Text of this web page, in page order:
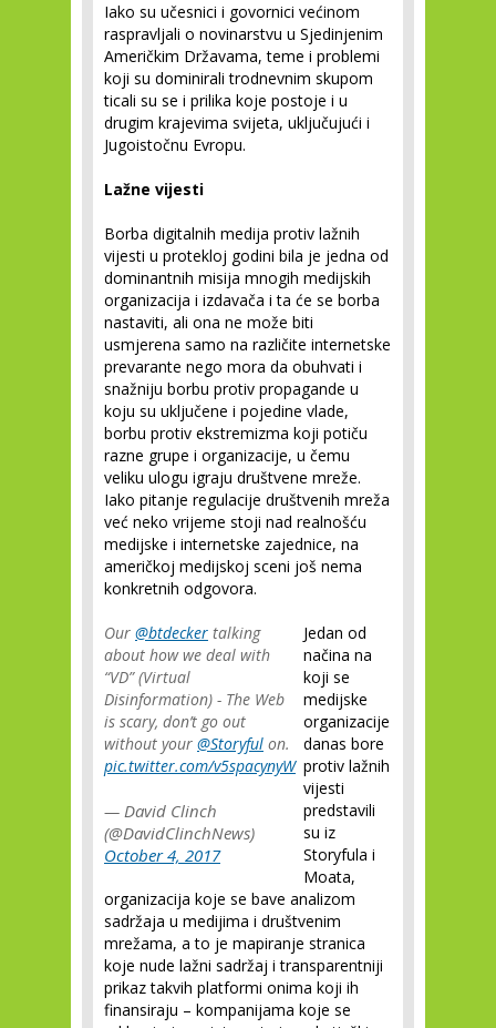
Iako su učesnici i govornici većinom
raspravljali o novinarstvu u Sjedinjenim
Američkim Državama, teme i problemi
koji su dominirali trodnevnim skupom
ticali su se i prilika koje postoje i u
drugim krajevima svijeta, uključujući i
Jugoistočnu Evropu.
Lažne vijesti
Borba digitalnih medija protiv lažnih
vijesti u protekloj godini bila je jedna od
dominantnih misija mnogih medijskih
organizacija i izdavača i ta će se borba
nastaviti, ali ona ne može biti
usmjerena samo na različite internetske
prevarante nego mora da obuhvati i
snažniju borbu protiv propagande u
koju su uključene i pojedine vlade,
borbu protiv ekstremizma koji potiču
razne grupe i organizacije, u čemu
veliku ulogu igraju društvene mreže.
Iako pitanje regulacije društvenih mreža
već neko vrijeme stoji nad realnošću
medijske i internetske zajednice, na
američkoj medijskoj sceni još nema
konkretnih odgovora.
Our @btdecker talking
about how we deal with
“VD” (Virtual
Disinformation) - The Web
is scary, don’t go out
without your @Storyful on.
pic.twitter.com/v5spacynyW
— David Clinch
(@DavidClinchNews)
October 4, 2017
Jedan od
načina na
koji se
medijske
organizacije
danas bore
protiv lažnih
vijesti
predstavili
su iz
Storyfula i
Moata,
organizacija koje se bave analizom
sadržaja u medijima i društvenim
mrežama, a to je mapiranje stranica
koje nude lažni sadržaj i transparentniji
prikaz takvih platformi onima koji ih
finansiraju – kompanijama koje se